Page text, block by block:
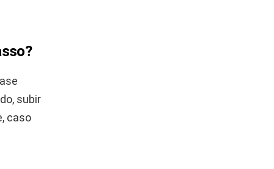
subir
caso